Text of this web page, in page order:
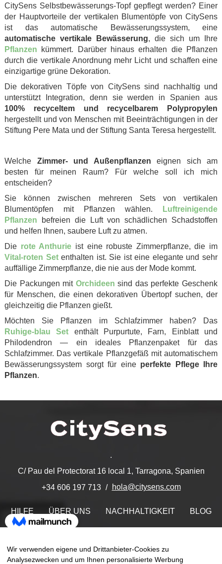
CitySens Selbstbewässerungs-Topf gepflegt werden? Einer
der Hauptvorteile der vertikalen Blumentöpfe von CitySens
ist das automatische Bewässerungssystem, eine
automatische vertikale Bewässerung, die sich um Ihre
Pflanzen kümmert. Darüber hinaus erhalten die Pflanzen
durch die vertikale Anordnung mehr Licht und schaffen eine
einzigartige grüne Dekoration.
Die dekorativen Töpfe von CitySens sind nachhaltig und
unterstützt Integration, denn sie werden in Spanien aus
100% recyceltem und recycelbarem Polypropylen
hergestellt und von Menschen mit Beeinträchtigungen in der
Stiftung Pere Mata und der Stiftung Santa Teresa hergestellt.
Welche Zimmer- und Außenpflanzen eignen sich am
besten für meinen Raum? Für welche soll ich mich
entscheiden?
Sie können zwischen mehreren Sets von vertikalen
Blumentöpfen mit Pflanzen wählen.
Luftreinigende
Pflanzen befreien die Luft von schädlichen Schadstoffen
und helfen Ihnen, saubere Luft zu atmen.
Die rote Anthurie ist eine robuste Zimmerpflanze, die im
Vital-roten Setenthalten ist. Sie ist eine elegante und sehr
auffällige Zimmerpflanze, die nie aus der Mode kommt.
Die Packungen mit Orchideen sind das perfekte Geschenk
für Menschen, die einen dekorativen Übertopf suchen, der
gleichzeitig die Pflanzen gießt.
Möchten Sie Pflanzen im Schlafzimmer haben? Das
Ruhige-blau Set enthält Purpurtute, Farn, Einblatt und
Philodendron — ein ideales Pflanzenpaket für das
Schlafzimmer. Das vertikale Pflanzgefäß mit automatischem
Bewässerungssystem sorgt für eine perfekte Pflege Ihre
Pflanzen.
.
C/ Pau del Protectorat 16 local 1, Tarragona, Spanien
+34 606 197 713
hola@citysens.com
HILFE ÜBER UNS NACHHALTIGKEIT BLOG
Finden Sie uns auf
Wir verwenden eigene und Drittanbieter-Cookies zu
Analysezwecken und um Ihnen personalisierte Werbung